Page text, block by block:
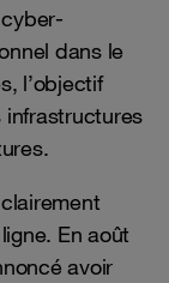
dans le
l’objectif
En août
avoir